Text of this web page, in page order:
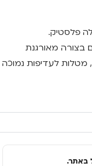
פלסטיק.
בצורה מאורגנת
מטלות לעדיפות נמוכה